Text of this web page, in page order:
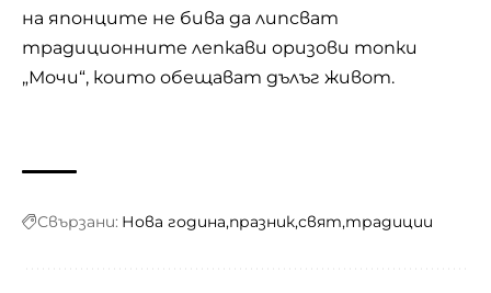
на японците не бива да липсват
традиционните лепкави оризови топки
„Мочи“, които обещават дълъг живот.
Свързани: Нова година празниксвят традиции